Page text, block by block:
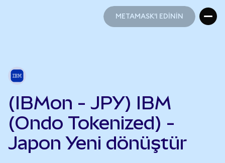
METAMASK'I EDİNİN
(IBMon - JPY) IBM
(Ondo Tokenized) -
Japon Yeni dönüştür